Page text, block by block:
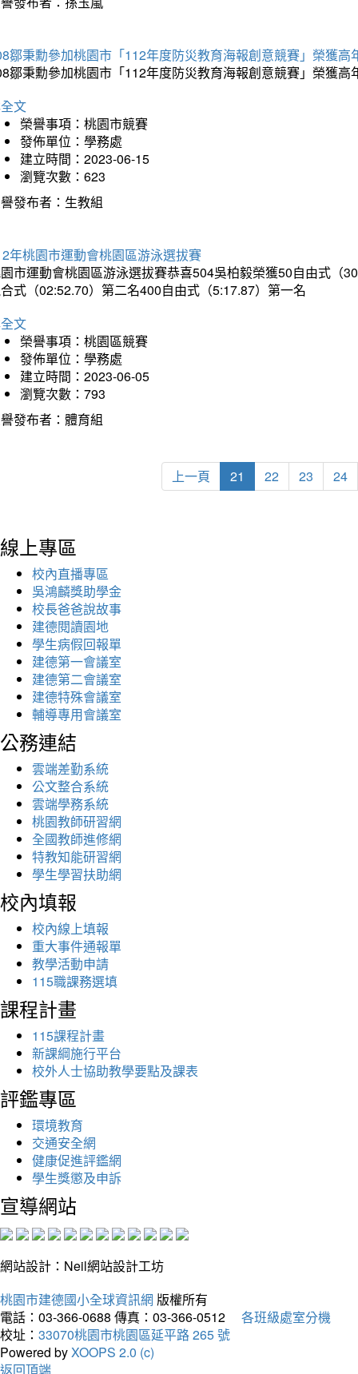
鄒秉勳參加桃園市「112年度防災教育海報創意競賽」榮獲高
鄒秉勳參加桃園市「112年度防災教育海報創意競賽」榮獲
文
榮譽事項：桃園市競賽
發佈單位：學務處
建立時間：2023-06-15
瀏覽次數：623
發布者：生教組
年桃園市運動會桃園區游泳選拔賽
市運動會桃園區游泳選拔賽恭喜504吳柏毅榮獲50自由式（
式（02:52.70）第二名400自由式（5:17.87）第一名
文
榮譽事項：桃園區競賽
發佈單位：學務處
建立時間：2023-06-05
瀏覽次數：793
發布者：體育組
上一頁 21 22 23 24
線上專區
校內直播專區
吳鴻麟獎助學金
校長爸爸說故事
建德閱讀園地
學生病假回報單
建德第一會議室
建德第二會議室
建德特殊會議室
輔導專用會議室
公務連結
雲端差勤系統
公文整合系統
雲端學務系統
桃園教師研習網
全國教師進修網
特教知能研習網
學生學習扶助網
校內填報
校內線上填報
重大事件通報單
教學活動申請
115職課務選填
課程計畫
115課程計畫
新課綱施行平台
校外人士協助教學要點及課表
評鑑專區
環境教育
交通安全網
健康促進評鑑網
學生獎懲及申訴
宣導網站
網站設計：Neil網站設計工坊
桃園市建德國小全球資訊網 版權所有
電話：03-366-0688 傳真：03-366-0512
各班級處室分機
校址： 33070桃園市桃園區延平路 265 號
Powered byXOOPS 2.0 (c)
返回頂端